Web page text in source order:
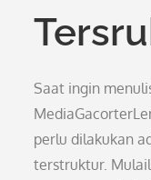
Saat ingin
perlu dilakukan
terstruktur.